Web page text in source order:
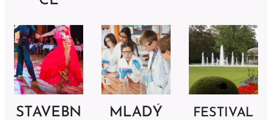
STAVEBN
MLADÝ
FESTIVAL